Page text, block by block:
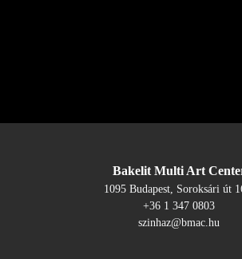
Bakelit Multi Art
1095 Budapest, Soroksári út
+36 1 347 0803
szinhaz@bmac.hu